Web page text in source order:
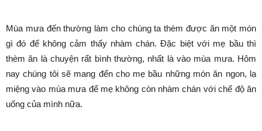
Mùa mưa đến thường làm cho chúng ta thèm được ăn một món
gì đó để không cảm thấy nhàm chán. Đặc biệt với mẹ bầu thì
thèm ăn là chuyện rất bình thường, nhất là vào mùa mưa. Hôm
nay chúng tôi sẽ mang đến cho mẹ bầu những món ăn ngon, lạ
miệng vào mùa mưa để mẹ không còn nhàm chán với chế độ ăn
uống của mình nữa.